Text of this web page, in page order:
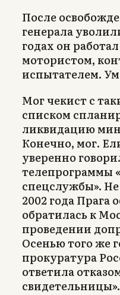
После
генерала
годах он
мотористом,
испытателем.
Мог чекист с
списком
ликвидацию
Конечно, мог.
уверенно
телепрограммы
спецслужбы».
2002 года Прага
обратилась к
проведении
Осенью того же
прокуратура
ответила
свидетельницы».